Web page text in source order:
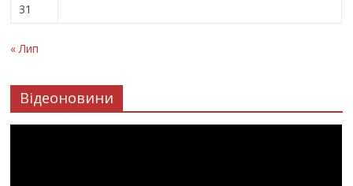
31
« Лип
Відеоновини